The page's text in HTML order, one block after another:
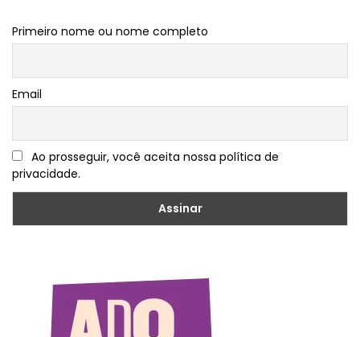
Primeiro nome ou nome completo
Email
Ao prosseguir, você aceita nossa política de
privacidade.